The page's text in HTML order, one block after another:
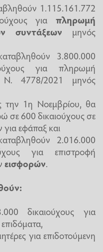
1.115.161.772
για πληρωμή
συντάξεων μηνός
3.800.000
για πληρωμή
Ν. 4778/2021 μηνός
την 1η Νοεμβρίου, θα
σε 600 δικαιούχους σε
εφάπαξ και
2.016.000
για επιστροφή
εισφορών.
δικαιούχους για
για επιδοτούμενη